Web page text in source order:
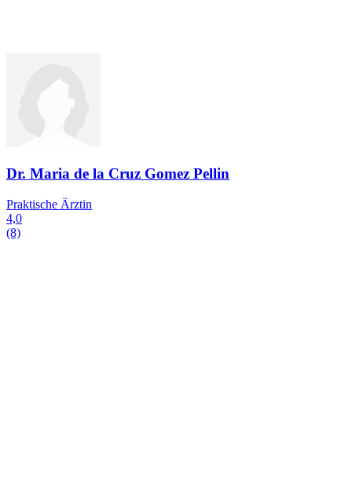
Dr. Maria de la Cruz Gomez Pellin
Praktische Ärztin
4,0
(8)